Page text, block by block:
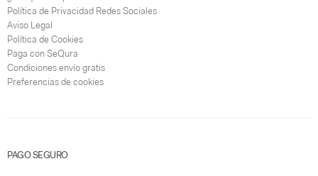
Política de Privacidad Redes Sociales
Aviso Legal
Política de Cookies
Paga con SeQura
Condiciones envío gratis
Preferencias de cookies
PAGO SEGURO